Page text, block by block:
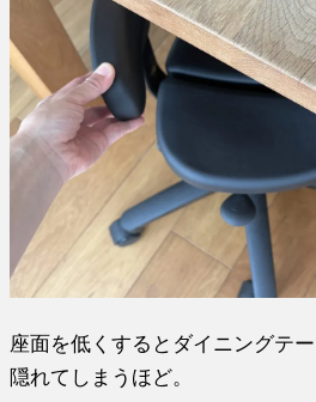
座面を低くするとダイニングテ
隠れてしまうほど。